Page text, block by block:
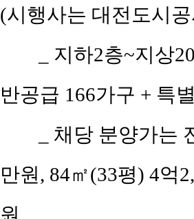
(시행사는 대전도시
_ 지하2층~지상
반공급 166가구 + 특
_ 채당 분양가는
만원, 84㎡(33평) 4억
원..